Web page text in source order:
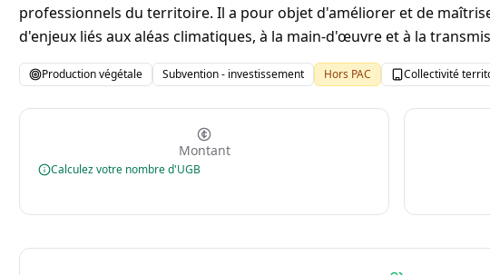
professionnels du territoire. Il a pour objet d'améliorer et de
d'enjeux liés aux aléas climatiques, à la main-d'œuvre et à la
Production végétale Subvention - investissement Hors PAC Collectivité
Montant
Calculez votre nombre d'UGB